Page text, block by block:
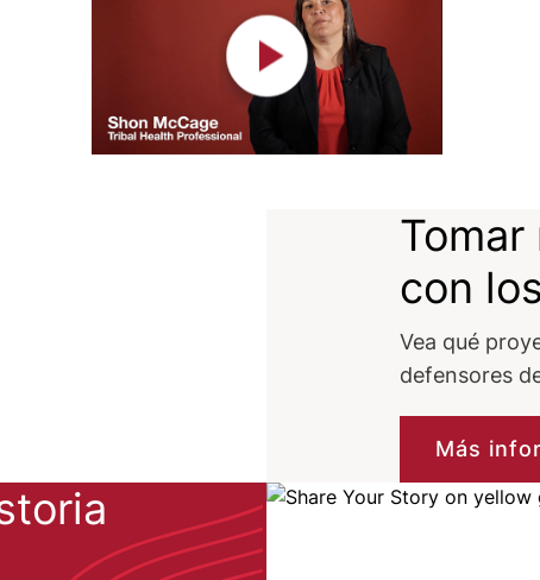
con
Vea qué
defensores
Más
Image